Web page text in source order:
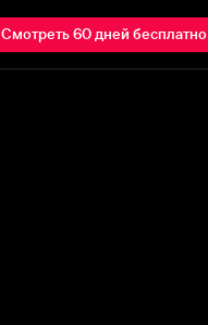
Смотреть 60 дней бесплатно